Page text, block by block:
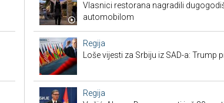
Vlasnici restorana nagradili
automobilom
Regija
Loše vijesti za Srbiju iz SAD-a: Trump
Regija